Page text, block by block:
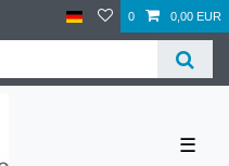
0 0,00 EUR
☰